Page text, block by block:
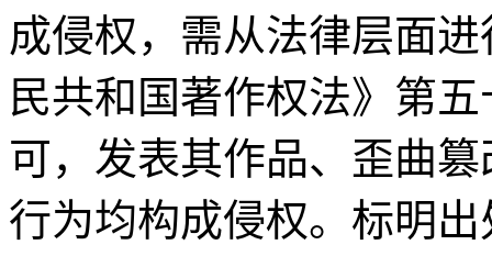
成侵权，需从法律层面
民共和国著作权法》第
可，发表其作品、歪曲
行为均构成侵权。标明